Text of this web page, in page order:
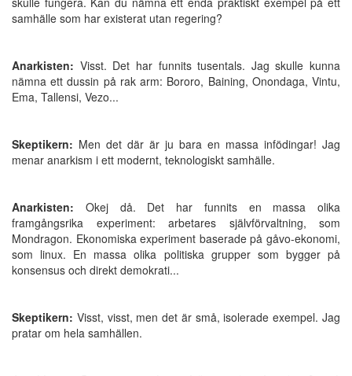
samhälle som har existerat utan regering?
Anarkisten: Visst. Det har funnits tusentals. Jag skulle kunna
nämna ett dussin på rak arm: Bororo, Baining, Onondaga, Vintu,
Ema, Tallensi, Vezo...
Skeptikern: Men det där är ju bara en massa infödingar! Jag
menar anarkism i ett modernt, teknologiskt samhälle.
Anarkisten: Okej då. Det har funnits en massa olika
framgångsrika experiment: arbetares självförvaltning, som
Mondragon. Ekonomiska experiment baserade på gåvo-ekonomi,
som linux. En massa olika politiska grupper som bygger på
konsensus och direkt demokrati...
Skeptikern: Visst, visst, men det är små, isolerade exempel. Jag
pratar om hela samhällen.